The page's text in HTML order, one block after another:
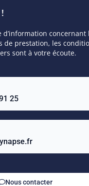
concernant
de prestation, les
sont à votre écoute.
25
Nous contacter